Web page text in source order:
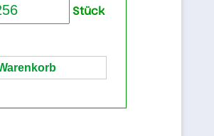
Stück